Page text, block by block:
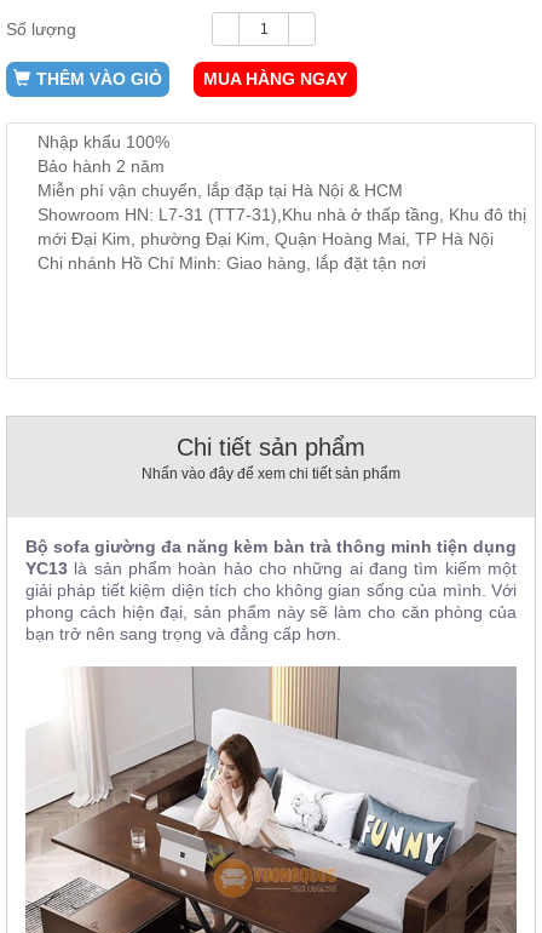
đu,
Phụ
Trang
Nội
Số lượng
THÊM VÀO GIỎ MUA HÀNG NGAY
Nhập khẩu 100%
Bảo hành 2 năm
Miễn phí vận chuyển, lắp đặp tại Hà Nội & HCM
Showroom HN: L7-31 (TT7-31),Khu nhà ở thấp tầng, Khu đô thị
mới Đại Kim, phường Đại Kim, Quận Hoàng Mai, TP Hà Nội
Chi nhánh Hồ Chí Minh: Giao hàng, lắp đặt tận nơi
Chi tiết sản phẩm
Nhấn vào đây để xem chi tiết sản phẩm
Bộ sofa giường đa năng kèm bàn trà thông minh tiện dụng
YC13 là sản phẩm hoàn hảo cho những ai đang tìm kiếm một
giải pháp tiết kiệm diện tích cho không gian sống của mình. Với
phong cách hiện đại, sản phẩm này sẽ làm cho căn phòng của
bạn trở nên sang trọng và đẳng cấp hơn.